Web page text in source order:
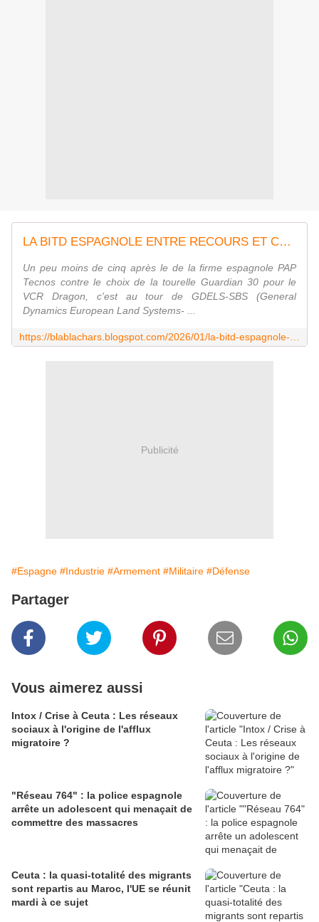
LA BITD ESPAGNOLE ENTRE RECOURS ET CHOIX !
Un peu moins de cinq après le de la firme espagnole PAP
Tecnos contre le choix de la tourelle Guardian 30 pour le
VCR Dragon, c'est au tour de GDELS-SBS (General
Dynamics European Land Systems- ...
Publicité
#Espagne #Industrie #Armement #Militaire #Défense
Partager
Vous aimerez aussi
Intox / Crise à Ceuta : Les réseaux
sociaux à l'origine de l'afflux
migratoire ?
"Réseau 764" : la police espagnole
arrête un adolescent qui menaçait de
commettre des massacres
Ceuta : la quasi-totalité des migrants
sont repartis au Maroc, l'UE se réunit
mardi à ce sujet